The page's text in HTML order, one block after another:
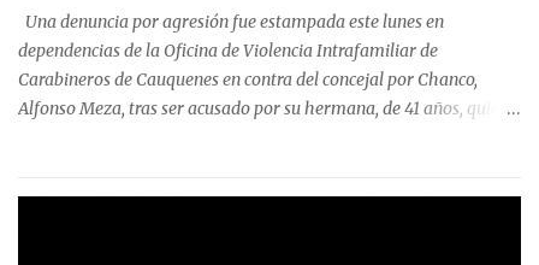
precisa que la mayor cantidad de dinero apostado se registró en
Talca, donde...
Una denuncia por agresión fue estampada este lunes en
dependencias de la Oficina de Violencia Intrafamiliar de
Carabineros de Cauquenes en contra del concejal por Chanco,
Alfonso Meza, tras ser acusado por su hermana, de 41 años, quien
relató que los hechos ocurrieron cerca de las 11:30 horas en el